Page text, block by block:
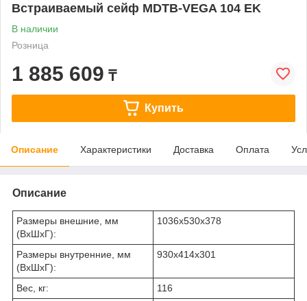
Встраиваемый сейф MDTB-VEGA 104 EK
В наличии
Розница
1 885 609 ₸
Купить
Описание Характеристики Доставка Оплата
Описание
Размеры внешние, мм
(ВхШхГ):
1036x530x378
Размеры внутренние, мм
(ВхШхГ):
930x414x301
Вес, кг:
116